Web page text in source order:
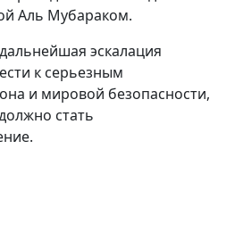
Аль Мубараком.
эскалация
к серьезным
и мировой безопасности,
стать